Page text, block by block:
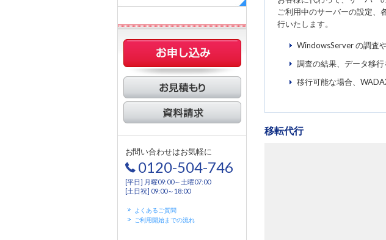
お問い合わせはお気軽に
0120-504-746
[平日] 月曜09:00～土曜07:00
[土日祝] 09:00～18:00
よくあるご質問
ご利用開始までの流れ
ご利用中のサーバーの設定
行いたします。
WindowsServer の調査
調査の結果、データ移
移行可能な場合、
移転代行